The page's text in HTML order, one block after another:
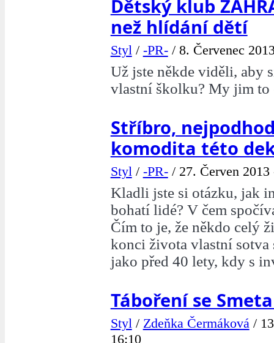
Dětský klub
než hlídání dětí
Styl/ -PR-/ 8. Červenec
Už jste někde viděli, aby
vlastní školku? My jim to
Stříbro,
komodita této
Styl/ -PR-/ 27. Červen 2013
Kladli jste si otázku, jak
bohatí lidé? V čem
Čím to je, že někdo celý
konci života vlastní sotva
jako před 40 lety, kdy s
Táboření se
Styl/ Zdeňka Čermáková/
16:10